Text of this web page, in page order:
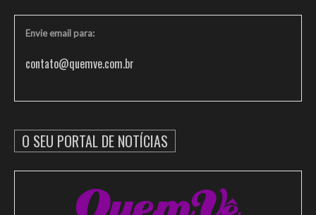
Envie email para:
contato@quemve.com.br
O SEU PORTAL DE NOTÍCIAS